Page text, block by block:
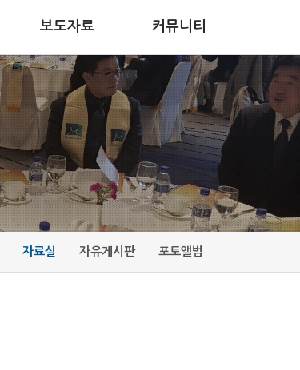
보도자료 커뮤니티
자료실 자유게시판 포토앨범